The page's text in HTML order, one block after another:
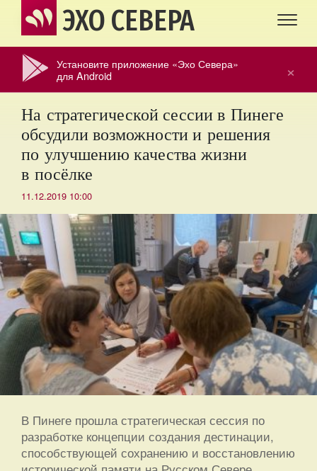
ЭХО СЕВЕРА
×
Установите приложение «Эхо Севера»
для Android
На стратегической сессии в Пинеге
обсудили возможности и решения
по улучшению качества жизни
в посёлке
11.12.2019 10:00
В Пинеге прошла стратегическая сессия по
разработке концепции создания дестинации,
способствующей сохранению и восстановлению